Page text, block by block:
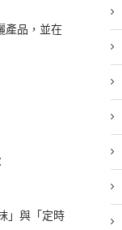
產品，並在
」與「定時